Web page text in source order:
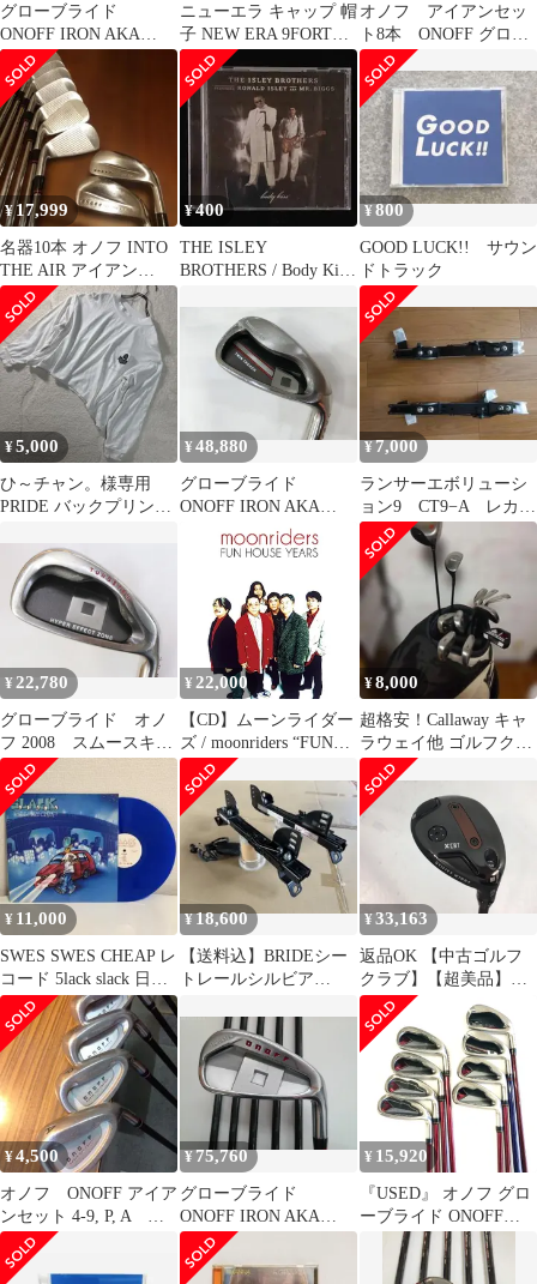
グローブライド
ONOFF IRON AKA
2020 SMOOTH KICK
MP-520I Rフレック
ス アイアンセット
中古 ゴルフドゥ！緑
店【最短即日発送】
ニューエラ キャップ 帽
子 NEW ERA 9FORTY
A-Frame トラッカー
Surfrider Foundation ブ
ラック ユニセックス カ
ーブドバイザー スナッ
プバック カーブドバイ
ザー 刺繍 ロゴ シンプ
ル 940 CAP
オノフ アイアンセッ
ト8本 ONOFF グロー
ブライド
¥17,999
​名器10本 オノフ INTO
THE AIR アイアン
NS.PRO 950R
¥400
THE ISLEY
BROTHERS / Body Kiss
¥800
GOOD LUCK!! サウン
ドトラック
¥5,000
ひ～チャン。様専用
PRIDE バックプリント
¥48,880
グローブライド
ONOFF IRON AKA
2018 SMOOTH KICK
MP-518I SRフレック
中古 ゴルフドゥ！札
幌厚別店【最短即日発
送】
¥7,000
ランサーエボリューシ
ョン9 CT9−A レカロ
SP-G BRIDEシートレ
ール
¥22,780
グローブライド オノ
フ 2008 スムースキッ
ク MP-508I Rフレック
ス アイアンセット
中古 ゴルフドゥ！西
尾店【最短即日発送】
¥ 22,000
【CD】ムーンライダー
ズ / moonriders “FUN
HOUSE Years Box”(完全
生産限定盤)(DVD付)
(MHCL-3010)
¥8,000
超格安！Callaway キャ
ラウェイ他 ゴルフクラ
ブセット キャディバッ
グ付き
¥ 11,000
SWES SWES CHEAP レ
コード 5lack slack 日本
語ラップ
¥18,600
【送料込】BRIDEシー
トレールシルビア
¥33,163
返品OK 【中古ゴルフ
クラブ】【超美品】ダ
イワ(グローブライド)
ONOFF ユーティリティ
ウィングス 赤(AKA)
2026 スムースキック
MP-526U U6
¥4,500
オノフ ONOFF アイア
ンセット 4-9, P, A 初
心者オススメ
¥75,760
グローブライド
ONOFF IRON AKA
2022 SMOOTH KICK
MP-522I SRフレック
¥ 15,920
『USED』 オノフ グロ
ーブライド ONOFF
AKA2016(4/5/6/7/8/9/A/